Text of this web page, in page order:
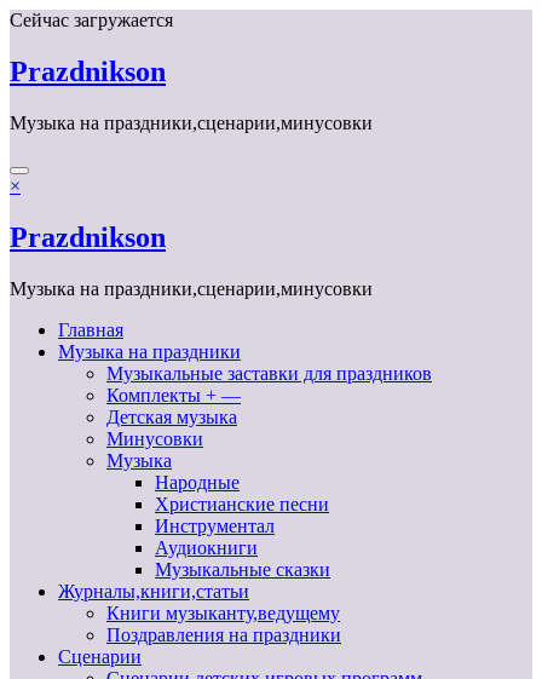
Перейти
содержимому
Сейчас загружается
Prazdnikson
Музыка на праздники,сценарии,минусовки
×
Prazdnikson
Музыка на праздники,сценарии,минусовки
Главная
Музыка на праздники
Музыкальные заставки для праздников
Комплекты + —
Детская музыка
Минусовки
Музыка
Народные
Христианские песни
Инструментал
Аудиокниги
Музыкальные сказки
Журналы,книги,статьи
Книги музыканту,ведущему
Поздравления на праздники
Сценарии